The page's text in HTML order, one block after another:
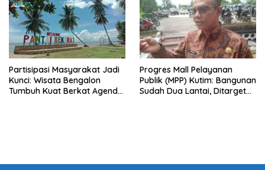
Partisipasi Masyarakat Jadi
Kunci: Wisata Bengalon
Tumbuh Kuat Berkat Agenda
Progres Mall Pelayanan
Publik (MPP) Kutim: Bangunan
Sudah Dua Lantai, Ditarget